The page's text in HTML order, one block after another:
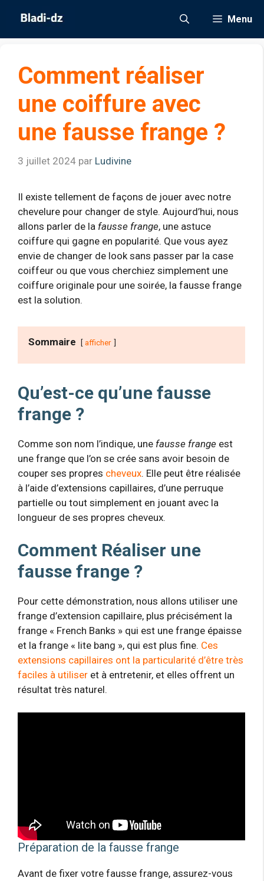
contenu
Menu
Comment réaliser
une coiffure avec
une fausse frange ?
3 juillet 2024 par Ludivine
Il existe tellement de façons de jouer avec notre
chevelure pour changer de style. Aujourd’hui, nous
allons parler de la fausse frange, une astuce
coiffure qui gagne en popularité. Que vous ayez
envie de changer de look sans passer par la case
coiffeur ou que vous cherchiez simplement une
coiffure originale pour une soirée, la fausse frange
est la solution.
Sommaire afficher
Qu’est-ce qu’une fausse
frange ?
Comme son nom l’indique, une fausse frange est
une frange que l’on se crée sans avoir besoin de
couper ses propres cheveux. Elle peut être réalisée
à l’aide d’extensions capillaires, d’une perruque
partielle ou tout simplement en jouant avec la
longueur de ses propres cheveux.
Comment Réaliser une
fausse frange ?
Pour cette démonstration, nous allons utiliser une
frange d’extension capillaire, plus précisément la
frange « French Banks » qui est une frange épaisse
et la frange « lite bang », qui est plus fine. Ces
extensions capillaires ont la particularité d’être très
faciles à utiliser et à entretenir, et elles offrent un
résultat très naturel.
Préparation de la fausse frange
Avant de fixer votre fausse frange, assurez-vous